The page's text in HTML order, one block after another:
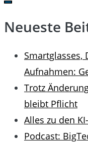
Neueste
Smartglasses,
Aufnahmen:
Trotz
bleibt Pflicht
Alles zu den
Podcast: